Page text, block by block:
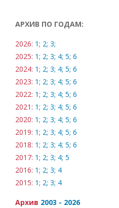
АРХИВ ПО ГОДАМ:
2026: 1; 2; 3;
2025: 1; 2; 3; 4; 5; 6
2024: 1; 2; 3; 4; 5; 6
2023: 1; 2; 3; 4; 5; 6
2022: 1; 2; 3; 4; 5; 6
2021: 1; 2; 3; 4; 5; 6
2020: 1; 2; 3; 4; 5; 6
2019: 1; 2; 3; 4; 5; 6
2018: 1; 2; 3; 4; 5; 6
2017: 1; 2; 3; 4; 5
2016: 1; 2; 3; 4
2015: 1; 2; 3; 4
Архив 2003 - 2026